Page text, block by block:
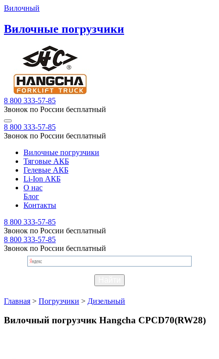
Вилочный
Вилочные погрузчики
8 800 333-57-85
Звонок по России бесплатный
8 800 333-57-85
Звонок по России бесплатный
Вилочные погрузчики
Тяговые АКБ
Гелевые АКБ
Li-Ion АКБ
О нас
Блог
Контакты
8 800 333-57-85
Звонок по России бесплатный
8 800 333-57-85
Звонок по России бесплатный
Главная > Погрузчики > Дизельный
Вилочный погрузчик Hangcha CPCD70(RW28)